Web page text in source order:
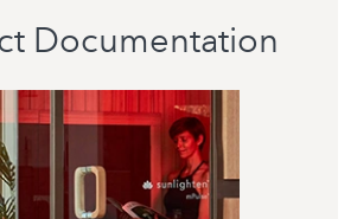
Documentation